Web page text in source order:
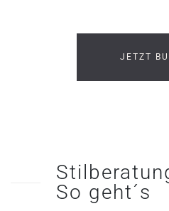
JETZT
So geht´s